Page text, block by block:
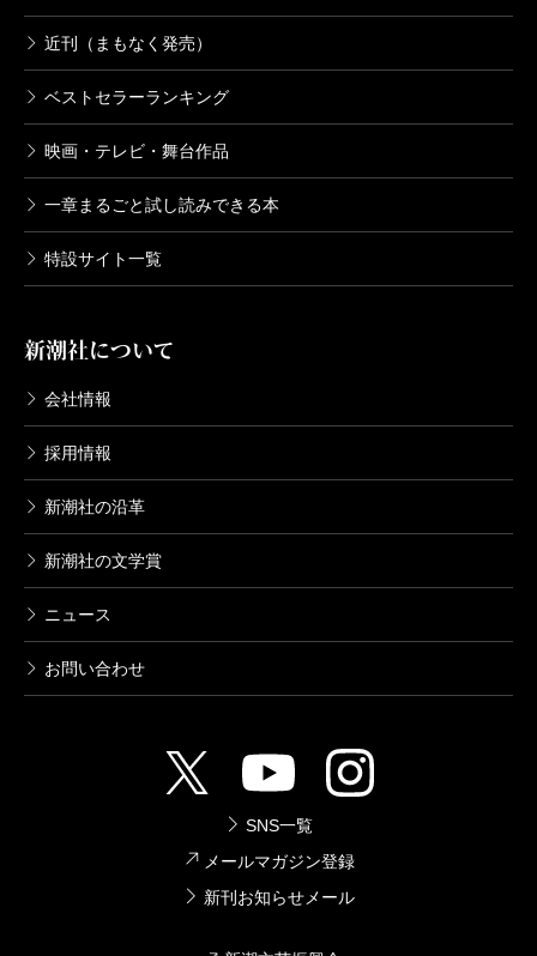
近刊（まもなく発売）
ベストセラーランキング
映画・テレビ・舞台作品
一章まるごと試し読みできる本
特設サイト一覧
新潮社について
会社情報
採用情報
新潮社の沿革
新潮社の文学賞
ニュース
お問い合わせ
SNS一覧
メールマガジン登録
新刊お知らせメール